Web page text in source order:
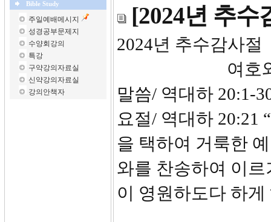
Bible Study
주일예배메시지
성경공부문제지
수양회강의
특강
구약강의자료실
신약강의자료실
강의안책자
[2024년 추
2024년
여호와께
말씀/ 역대하 20:1-
요절/ 역대하 20:21
을 택하여 거룩한
와를 찬송하여 이
이 영원하도다 하게